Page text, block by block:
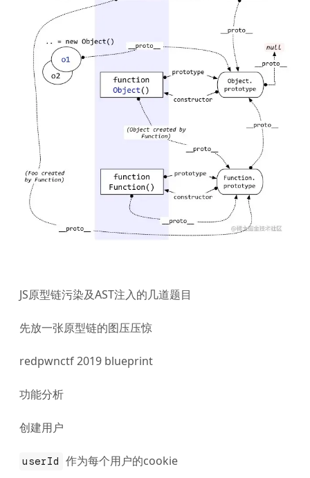
JS原型链污染及AST注入的几道题目
先放一张原型链的图压压惊
redpwnctf 2019 blueprint
功能分析
创建用户
userId 作为每个用户的cookie